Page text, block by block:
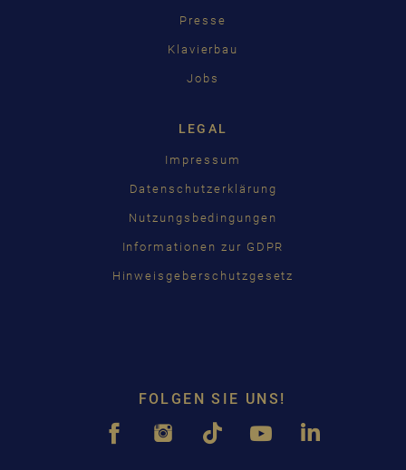
Presse
Klavierbau
Jobs
LEGAL
Impressum
Datenschutzerklärung
Nutzungsbedingungen
Informationen zur GDPR
Hinweisgeberschutzgesetz
FOLGEN SIE UNS!